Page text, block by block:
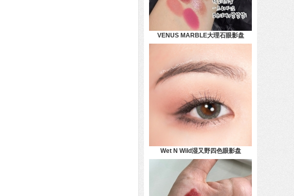
VENUS MARBLE大理石眼影盘
Wet N Wild湿又野四色眼影盘